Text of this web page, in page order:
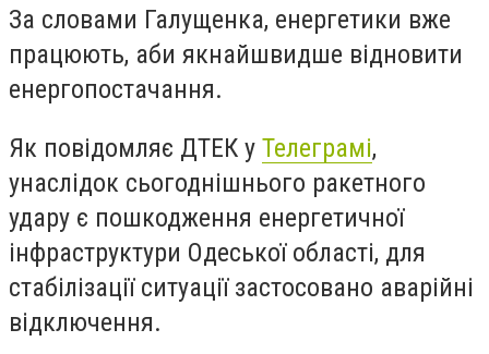
За словами Галущенка, енергетики вже
працюють, аби якнайшвидше відновити
енергопостачання.
Як повідомляє ДТЕК у Телеграмі,
унаслідок сьогоднішнього ракетного
удару є пошкодження енергетичної
інфраструктури Одеської області, для
стабілізації ситуації застосовано аварійні
відключення.